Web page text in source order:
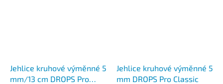
Jehlice kruhové výměnné 5
mm/13 cm DROPS Pro
Jehlice kruhové výměnné 5
mm DROPS Pro Classic